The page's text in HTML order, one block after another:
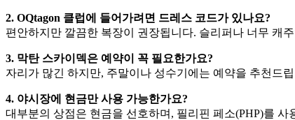
2. OQtagon 클럽에 들어가려면 드레스 코드가 있나요?
편안하지만 깔끔한 복장이 권장됩니다. 슬리퍼나 너무 캐
3. 막탄 스카이덱은 예약이 꼭 필요한가요?
자리가 많긴 하지만, 주말이나 성수기에는 예약을 추천드
4. 야시장에 현금만 사용 가능한가요?
대부분의 상점은 현금을 선호하며, 필리핀 페소(PHP)를